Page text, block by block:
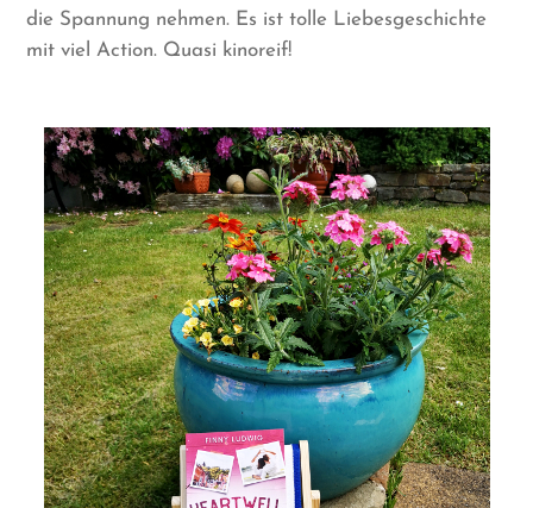
die Spannung nehmen. Es ist tolle Liebesgeschichte
mit viel Action. Quasi kinoreif!